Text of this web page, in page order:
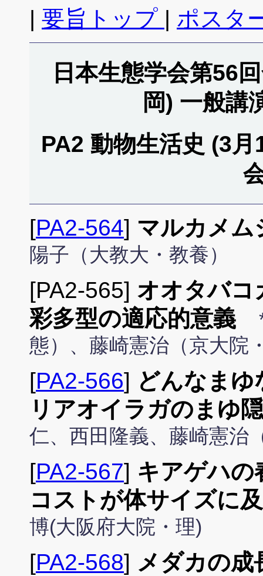
| 要旨トップ | ポスタ
日本生態学会第56
岡) 一般
PA2 動物生活史 (3
[PA2-564] マルカメム
陽子（大教大・教養）
[PA2-565] オオタバコ
彩多型の適応的意義
態）、藤崎憲治（京大院
[PA2-566] どんなま
リアオイラガのまゆ
仁、西田隆義、藤崎憲治
[PA2-567] キアゲハの
コストが体サイズに
博(大阪府大院・理)
[PA2-568] メダカの成